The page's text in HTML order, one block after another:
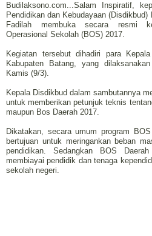
Budilaksono.com...Salam Inspiratif,
Pendidikan dan Kebudayaan
Fadilah membuka secara resmi
Operasional Sekolah (BOS) 2017.
Kegiatan tersebut dihadiri para
Kabupaten Batang, yang
Kamis (9/3).
Kepala Disdikbud dalam sambutannya
untuk memberikan petunjuk teknis
maupun Bos Daerah 2017.
Dikatakan, secara umum program
bertujuan untuk meringankan beban
pendidikan. Sedangkan BOS
membiayai pendidik dan tenaga
sekolah negeri.